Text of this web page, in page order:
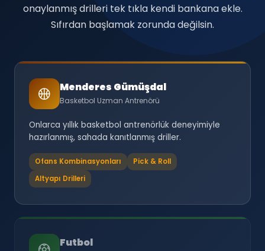
onaylanmış drilleri tek tıkla kendi bankana ekle.
Sıfırdan başlamak zorunda değilsin.
Menderes Gümüşdal
Basketbol Uzman Antrenörü
Onlarca yıllık basketbol antrenörlük deneyimiyle
hazırlanmış, sahada kanıtlanmış driller.
Ofans Kombinasyonları
Pick & Roll
Altyapı Drilleri
Futbol